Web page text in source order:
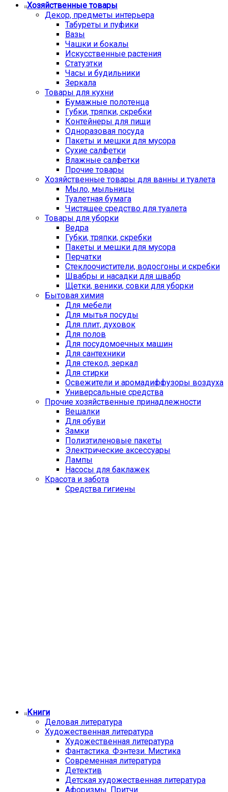
Хозяйственные товары
Декор, предметы интерьера
Табуреты и пуфики
Вазы
Чашки и бокалы
Искусственные растения
Статуэтки
Часы и будильники
Зеркала
Товары для кухни
Бумажные полотенца
Губки, тряпки, скребки
Контейнеры для пищи
Одноразовая посуда
Пакеты и мешки для мусора
Сухие салфетки
Влажные салфетки
Прочие товары
Хозяйственные товары для ванны и туалета
Мыло, мыльницы
Туалетная бумага
Чистящее средство для туалета
Товары для уборки
Ведра
Губки, тряпки, скребки
Пакеты и мешки для мусора
Перчатки
Стеклоочистители, водосгоны и скребки
Швабры и насадки для швабр
Щетки, веники, совки для уборки
Бытовая химия
Для мебели
Для мытья посуды
Для плит, духовок
Для полов
Для посудомоечных машин
Для сантехники
Для стекол, зеркал
Для стирки
Освежители и аромадиффузоры воздуха
Универсальные средства
Прочие хозяйственные принадлежности
Вешалки
Для обуви
Замки
Полиэтиленовые пакеты
Электрические аксессуары
Лампы
Насосы для баклажек
Красота и забота
Средства гигиены
Книги
Деловая литература
Художественная литература
Художественная литература
Фантастика. Фэнтези. Мистика
Современная литература
Детектив
Детская художественная литература
Афоризмы. Притчи